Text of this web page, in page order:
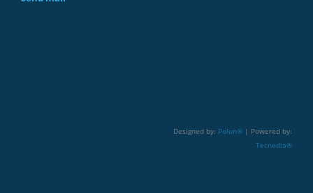
Designed by: Polun®| Powered by:
Tecnedia®